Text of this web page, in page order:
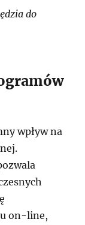
do
wpływ na
on-line,